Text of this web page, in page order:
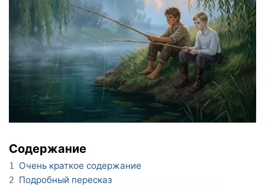
Содержание
1 Очень краткое содержание
2 Подробный пересказ